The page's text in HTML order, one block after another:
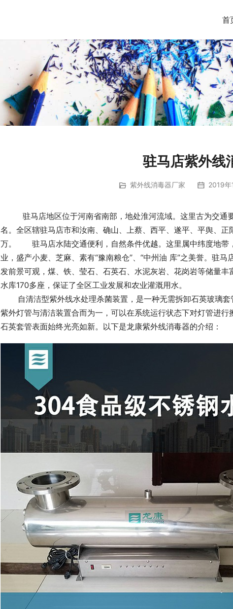
首
驻马店紫外线
紫外线消毒器厂家 2019
驻马店地区位于河南省南部，地处淮河流域。这里古为交通
名。全区辖驻马店市和汝南、确山、上蔡、西平、遂平、平舆、
万。　　驻马店水陆交通便利，自然条件优越。这里属中纬度地
业，盛产小麦、芝麻、素有“豫南粮仓”、“中州油 库”之美誉。驻
发前景可观，煤、铁、莹石、石英石、水泥灰岩、花岗岩等储量
水库170多座，保证了全区工业发展和农业灌溉用水。
自清洁型紫外线水处理杀菌装置，是一种无需拆卸石英玻璃套
紫外灯管与清洁装置合而为一，可以在系统运行状态下对灯管进行
石英套管表面始终光亮如新。以下是龙康紫外线消毒器的介绍：